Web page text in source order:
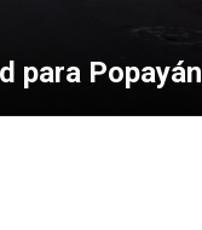
para Popayán